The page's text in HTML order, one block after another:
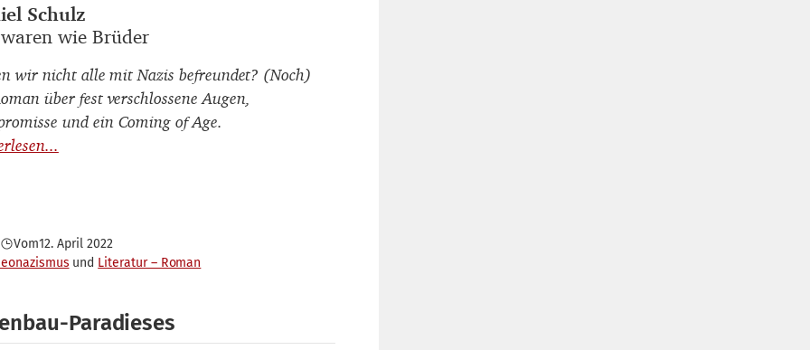
Schulz
wie Brüder
wir nicht alle mit Nazis befreundet? (Noch)
über fest verschlossene Augen,
und ein Coming of Age.
Vom12. April 2022
Literatur – Roman
Paradieses